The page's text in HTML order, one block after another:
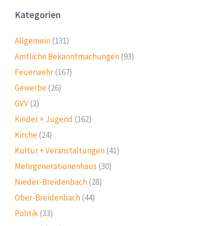
Kategorien
Allgemein(131)
Amtliche Bekanntmachungen(93)
Feuerwehr(167)
Gewerbe(26)
GVV(2)
Kinder + Jugend (162)
Kirche(24)
Kultur + Veranstaltungen(41)
Mehrgenerationenhaus (30)
Nieder-Breidenbach(28)
Ober-Breidenbach(44)
Politik(33)